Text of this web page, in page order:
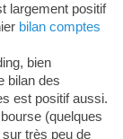
largement positif
bilan comptes
bien
bilan des
est positif aussi.
(quelques
très peu de